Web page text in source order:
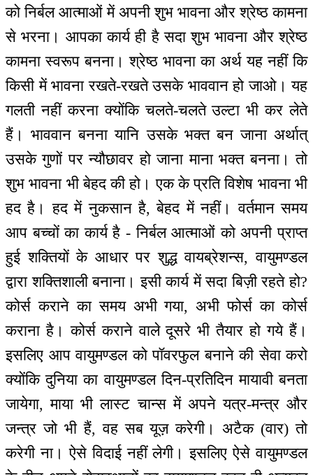
को निर्बल आत्माओं में अपनी शुभ भावना और श्रेष्ठ कामना
से भरना। आपका कार्य ही है सदा शुभ भावना और श्रेष्ठ
कामना स्वरूप बनना। श्रेष्ठ भावना का अर्थ यह नहीं कि
किसी में भावना रखते-रखते उसके भाववान हो जाओ। यह
गलती नहीं करना क्योंकि चलते-चलते उल्टा भी कर लेते
हैं। भाववान बनना यानि उसके भक्त बन जाना अर्थात्
उसके गुणों पर न्यौछावर हो जाना माना भक्त बनना। तो
शुभ भावना भी बेहद की हो। एक के प्रति विशेष भावना भी
हद है। हद में नुकसान है, बेहद में नहीं। वर्तमान समय
आप बच्चों का कार्य है - निर्बल आत्माओं को अपनी प्राप्त
हुई शक्तियों के आधार पर शुद्ध वायब्रेशन्स, वायुमण्डल
द्वारा शक्तिशाली बनाना। इसी कार्य में सदा बिज़ी रहते हो?
कोर्स कराने का समय अभी गया, अभी फोर्स का कोर्स
कराना है। कोर्स कराने वाले दूसरे भी तैयार हो गये हैं।
इसलिए आप वायुमण्डल को पॉवरफुल बनाने की सेवा करो
क्योंकि दुनिया का वायुमण्डल दिन-प्रतिदिन मायावी बनता
जायेगा, माया भी लास्ट चान्स में अपने यत्र-मन्‍त्र और
जन्‍त्र जो भी हैं, वह सब यूज़ करेगी। अटैक (वार) तो
करेगी ना। ऐसे विदाई नहीं लेगी। इसलिए ऐसे वायुमण्डल